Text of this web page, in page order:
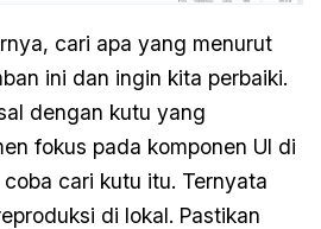
cari apa yang menurut
ini dan ingin kita perbaiki.
dengan kutu yang
fokus pada komponen UI di
cari kutu itu. Ternyata
di lokal. Pastikan